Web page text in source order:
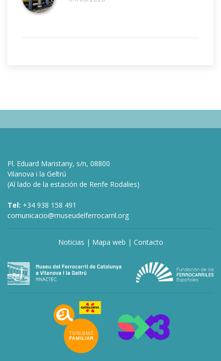
Pl. Eduard Maristany, s/n, 08800
Vilanova i la Geltrú
(Al lado de la estación de Renfe Rodalies)
Tel: +34 938 158 491
comunicacio@museudelferrocarril.org
Noticias | Mapa web | Contacto